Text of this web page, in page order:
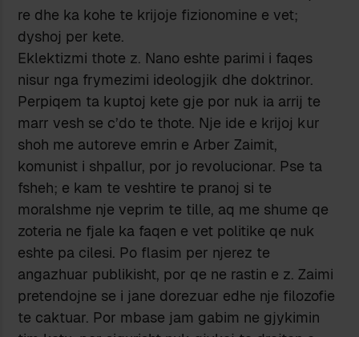
re dhe ka kohe te krijoje fizionomine e vet;
dyshoj per kete.
Eklektizmi thote z. Nano eshte parimi i faqes
nisur nga frymezimi ideologjik dhe doktrinor.
Perpiqem ta kuptoj kete gje por nuk ia arrij te
marr vesh se c’do te thote. Nje ide e krijoj kur
shoh me autoreve emrin e Arber Zaimit,
komunist i shpallur, por jo revolucionar. Pse ta
fsheh; e kam te veshtire te pranoj si te
moralshme nje veprim te tille, aq me shume qe
zoteria ne fjale ka faqen e vet politike qe nuk
eshte pa cilesi. Po flasim per njerez te
angazhuar publikisht, por qe ne rastin e z. Zaimi
pretendojne se i jane dorezuar edhe nje filozofie
te caktuar. Por mbase jam gabim ne gjykimin